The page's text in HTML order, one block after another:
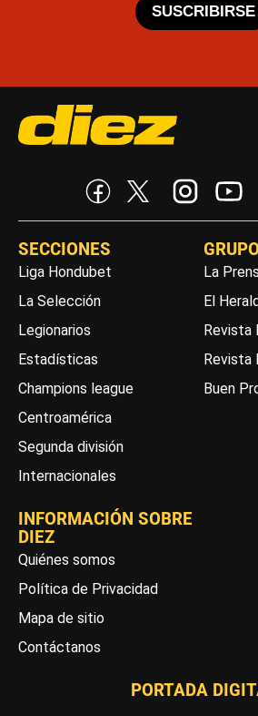
SUSCRIBIRSE
SECCIONES
Liga Hondubet
La Selección
Legionarios
Estadísticas
Champions league
Centroamérica
Segunda división
Internacionales
La
El
Revista
Revista
Buen
INFORMACIÓN SOBRE
DIEZ
Quiénes somos
Política de Privacidad
Mapa de sitio
Contáctanos
PORTADA